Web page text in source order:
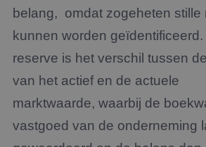
belang, omdat zogeheten stille
kunnen worden
reserve is het verschil tussen
van het actief en de actuele
marktwaarde, waarbij de
vastgoed van de onderneming